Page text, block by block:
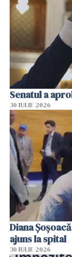
Senatul a
30 IULIE 2026
Diana
ajuns la spital
30 IULIE 2026